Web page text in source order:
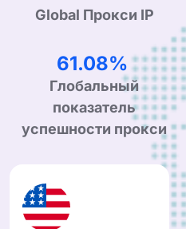
Global Прокси IP
99.90%
Глобальный
показатель
успешности прокси